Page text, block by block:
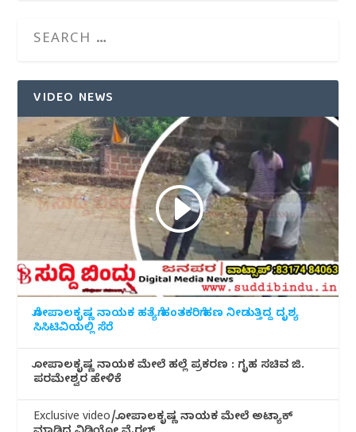
VIDEO NEWS
ಗೋಪಾಲಕೃಷ್ಣ ನಾಯಕ ಹತ್ಯೆಗೆ ಹಂತಕರಿಗೆ ಹಣ ನೀಡುತ್ತಿದ್ದ ದೃಶ್ಯ
ಸಿಸಿಟಿವಿಯಲ್ಲಿ ಸೆರೆ
ಗೋಪಾಲಕೃಷ್ಣ ನಾಯಕ ಮೇಲೆ ಹಲ್ಲೆ ಪ್ರಕರಣ : ಗೃಹ ಸಚಿವ ಜಿ.
ಪರಮೇಶ್ವರ ಹೇಳಿಕೆ
Exclusive video/ಗೋಪಾಲಕೃಷ್ಣ ನಾಯಕ ಮೇಲೆ ಅಟ್ಯಾಕ್